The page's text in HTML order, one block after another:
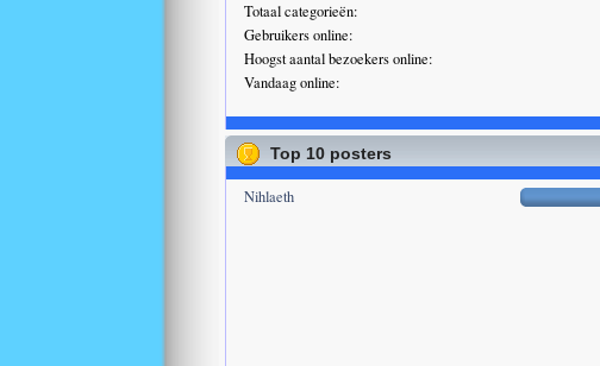
Totaal categorieën:
Gebruikers online:
Hoogst aantal bezoekers online:
Vandaag online:
Top 10 posters
Nihlaeth